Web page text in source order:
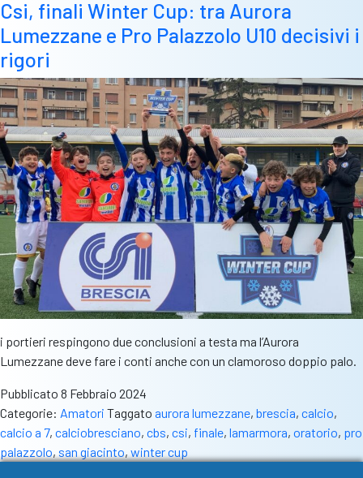
Csi, finali Winter Cup: tra Aurora
Lumezzane e Pro Palazzolo U10 decisivi i
rigori
i portieri respingono due conclusioni a testa ma l’Aurora
Lumezzane deve fare i conti anche con un clamoroso doppio palo.
Pubblicato 8 Febbraio 2024
Categorie: Amatori Taggato aurora lumezzane, brescia, calcio,
calcio a 7, calciobresciano, cbs, csi, finale, lamarmora, oratorio, pro
palazzolo, san giacinto, winter cup